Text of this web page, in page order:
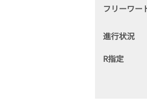
フリーワー
進行状況
R指定